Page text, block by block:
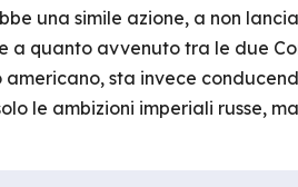
una simile azione, a non
quanto avvenuto tra le due
sta invece
le ambizioni imperiali russe,